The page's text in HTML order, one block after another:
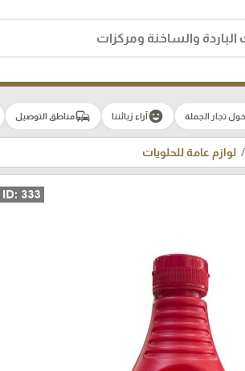
تجار الجملة emoji_emotionsآراء زبائننا commuteمناطق التوصيل
لوازم عامة للحلويات